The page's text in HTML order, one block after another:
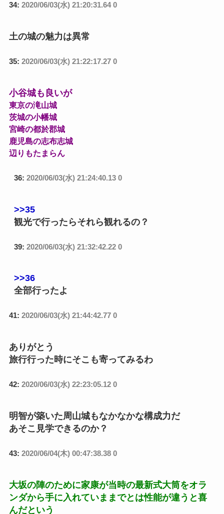
34: 2020/06/03(水) 21:20:31.64 0
土の城の魅力は異常
35: 2020/06/03(水) 21:22:17.27 0
小谷城も良いが
東京の滝山城
茨城の小幡城
宮崎の都於郡城
鹿児島の志布志城
辺りもたまらん
36: 2020/06/03(水) 21:24:40.13 0
>>35
観光で行ったらそれら観れるの？
39: 2020/06/03(水) 21:32:42.22 0
>>36
全部行ったよ
41: 2020/06/03(水) 21:44:42.77 0
ありがとう
旅行行った時にそこも寄ってみるわ
42: 2020/06/03(水) 22:23:05.12 0
明智が築いた周山城もなかなかな構成力だ
あそこ見学できるのか？
43: 2020/06/04(木) 00:47:38.38 0
大坂の陣のために家康が当時の最新式大筒をオラ
ンダから手に入れていままでとは性能が違うと喜
んだという